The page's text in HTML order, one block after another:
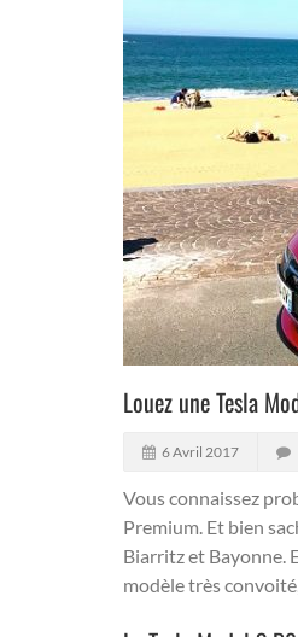
Louez une Tesla
6 Avril 2017
Vous connaissez
Premium. Et bien
Biarritz et Bayonne.
modèle très